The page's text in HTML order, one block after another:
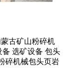
古矿山粉碎机
选矿设备 包头
碎机械包头页岩